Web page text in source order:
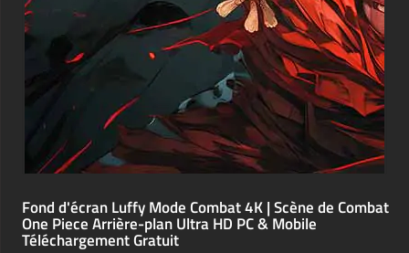
Fond d'écran Luffy Mode Combat 4K | Scène de Combat
One Piece Arrière-plan Ultra HD PC & Mobile
Téléchargement Gratuit